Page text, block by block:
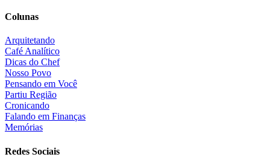
Colunas
Arquitetando
Café Analítico
Dicas do Chef
Nosso Povo
Pensando em Você
Partiu Região
Cronicando
Falando em Finanças
Memórias
Redes Sociais